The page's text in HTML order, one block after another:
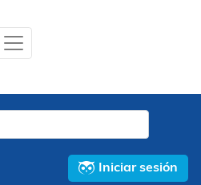
Iniciar sesión